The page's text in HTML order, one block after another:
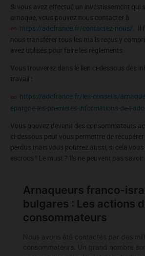
Si vous avez effectué un investissement qui
arnaque, vous pouvez nous contacter à
https://adcfrance.fr/contactez-nous/ . Il
nous transférer tous les mails reçus y
avez utilisés pour faire les règlements.
Vous trouverez dans le lien ci-dessous des
travail :
https://adcfrance.fr/les-conseils/
epargne-les-premieres-informations-de-l-
Vous pouvez devenir des consommateurs
ci-dessous peut vous permettre de
perdus mais vous pourrez aussi, si cela
escrocs ! Le must ? Ils ne peuvent pas